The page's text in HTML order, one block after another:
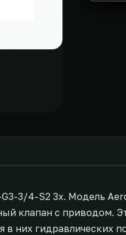
3/4-S2 3х. Модель
клапан с приводом.
них гидравлических